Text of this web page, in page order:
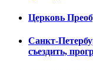
Церковь
Санкт-
съездить,